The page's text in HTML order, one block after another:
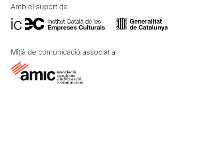
Amb el suport de
Mitjà de comunicació associat a